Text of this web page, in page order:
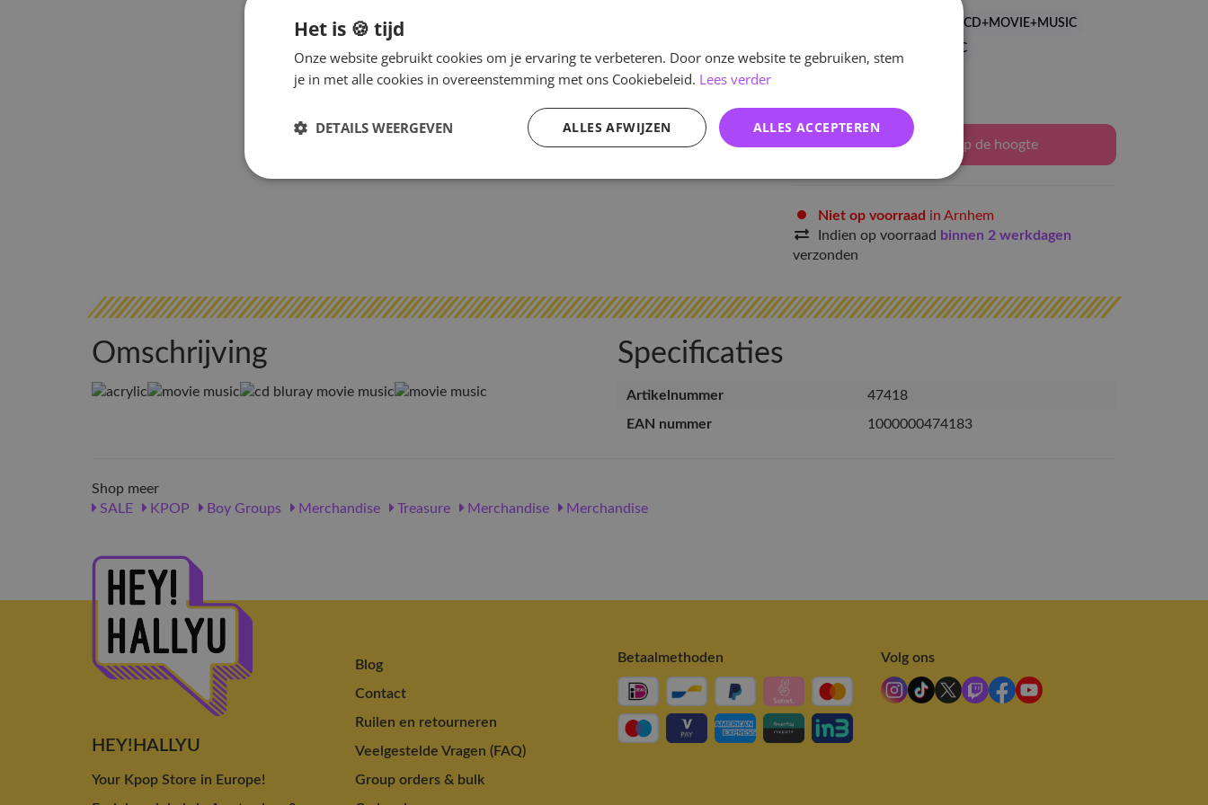
CD+MOVIE+MUSIC
CD+BLU-RAY MOVIE+MUSIC
Houd mij op de hoogte
Niet op voorraad in Arnhem
Indien op voorraad binnen 2 werkdagen
verzonden
Omschrijving Specificaties
Artikelnummer
47418
EAN nummer
1000000474183
Shop meer
SALE
KPOP Boy Groups Merchandise Treasure Merchandise Merchandise
HEY!HALLYU
Your Kpop Store in Europe!
Blog
Contact
Ruilen en retourneren
Veelgestelde Vragen (FAQ)
Group orders & bulk
Betaalmethoden Volg ons
Het is 🍪 tijd
Onze website gebruikt cookies om je ervaring te verbeteren. Door onze website te gebruiken, stem
je in met alle cookies in overeenstemming met ons Cookiebeleid. Lees verder
ALLES ACCEPTEREN
ALLES AFWIJZEN
DETAILS WEERGEVEN